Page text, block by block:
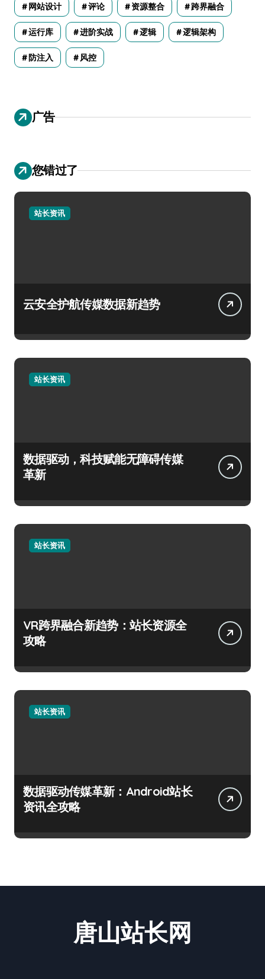
网站设计 评论 资源整合 跨界融合
运行库 进阶实战 逻辑 逻辑架构
防注入 风控
广告
您错过了
站长资讯
云安全护航传媒数据新趋势
站长资讯
数据驱动，科技赋能无障碍传媒
革新
站长资讯
VR跨界融合新趋势：站长资源全
攻略
站长资讯
数据驱动传媒革新：Android站长
资讯全攻略
唐山站长网